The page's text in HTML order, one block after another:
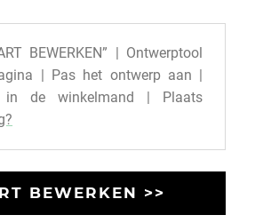
BEWERKEN” | Ontwerptool
| Pas het ontwerp aan |
de winkelmand | Plaats
BEWERKEN >>